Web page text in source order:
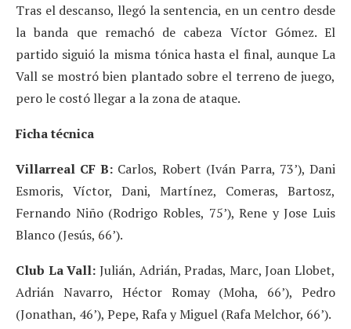
Tras el descanso, llegó la sentencia, en un centro desde
la banda que remachó de cabeza Víctor Gómez. El
partido siguió la misma tónica hasta el final, aunque La
Vall se mostró bien plantado sobre el terreno de juego,
pero le costó llegar a la zona de ataque.
Ficha técnica
Villarreal CF B: Carlos, Robert (Iván Parra, 73’), Dani
Esmoris, Víctor, Dani, Martínez, Comeras, Bartosz,
Fernando Niño (Rodrigo Robles, 75’), Rene y Jose Luis
Blanco (Jesús, 66’).
Club La Vall: Julián, Adrián, Pradas, Marc, Joan Llobet,
Adrián Navarro, Héctor Romay (Moha, 66’), Pedro
(Jonathan, 46’), Pepe, Rafa y Miguel (Rafa Melchor, 66’).